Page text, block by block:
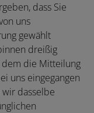
dass Sie
uns
gewählt
dreißig
dem die Mitteilung
uns eingegangen
dasselbe